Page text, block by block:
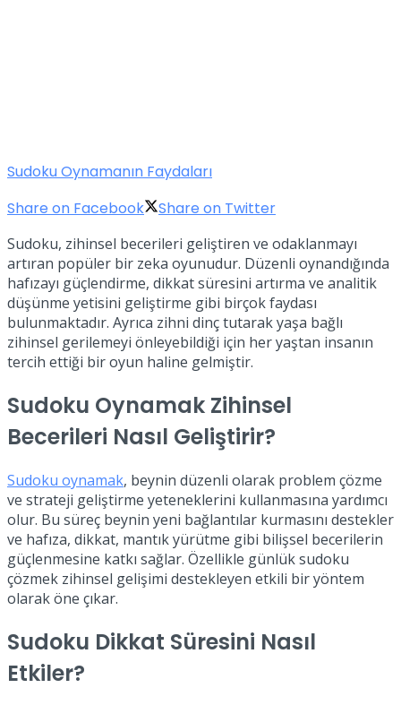
Sudoku Oynamanın Faydaları
Share on Facebook
Share on Twitter
Sudoku, zihinsel becerileri geliştiren ve odaklanmayı
artıran popüler bir zeka oyunudur. Düzenli oynandığında
hafızayı güçlendirme, dikkat süresini artırma ve analitik
düşünme yetisini geliştirme gibi birçok faydası
bulunmaktadır. Ayrıca zihni dinç tutarak yaşa bağlı
zihinsel gerilemeyi önleyebildiği için her yaştan insanın
tercih ettiği bir oyun haline gelmiştir.
Sudoku Oynamak Zihinsel
Becerileri Nasıl Geliştirir?
Sudoku oynamak, beynin düzenli olarak problem çözme
ve strateji geliştirme yeteneklerini kullanmasına yardımcı
olur. Bu süreç beynin yeni bağlantılar kurmasını destekler
ve hafıza, dikkat, mantık yürütme gibi bilişsel becerilerin
güçlenmesine katkı sağlar. Özellikle günlük sudoku
çözmek zihinsel gelişimi destekleyen etkili bir yöntem
olarak öne çıkar.
Sudoku Dikkat Süresini Nasıl
Etkiler?